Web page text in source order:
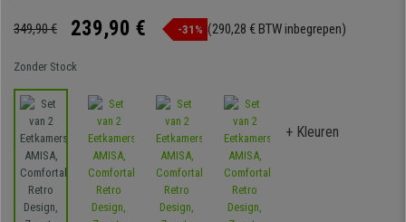
349,90 € 239,90 € -31% (290,28 € BTW inbegrepen)
Zonder Stock
+ Kleuren